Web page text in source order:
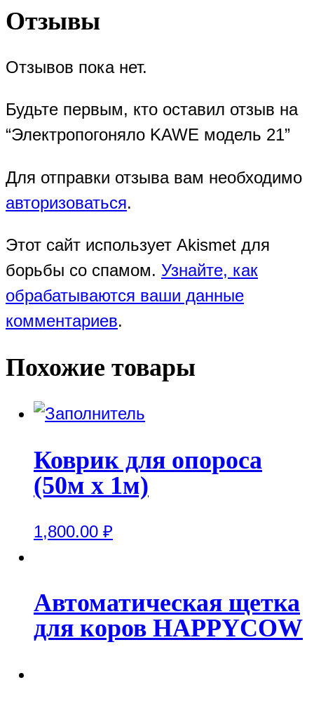
Отзывы
Отзывов пока нет.
Будьте первым, кто оставил отзыв на
“Электропогоняло KAWE модель 21”
Для отправки отзыва вам необходимо
авторизоваться.
Этот сайт использует Akismet для
борьбы со спамом. Узнайте, как
обрабатываются ваши данные
комментариев.
Похожие товары
Коврик для опороса
(50м х 1м)
1,800.00 ₽
Автоматическая щетка
для коров HAPPYCOW